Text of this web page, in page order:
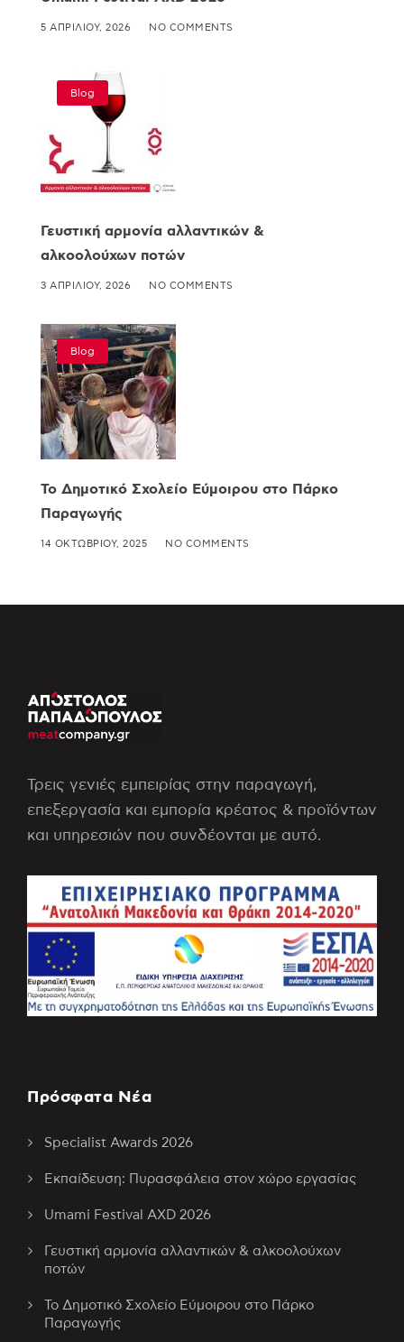
5 ΑΠΡΙΛΊΟΥ, 2026 NO COMMENTS
Blog
Γευστική αρμονία αλλαντικών &
αλκοολούχων ποτών
3 ΑΠΡΙΛΊΟΥ, 2026 NO COMMENTS
Blog
Το Δημοτικό Σχολείο Εύμοιρου στο Πάρκο
Παραγωγής
14 ΟΚΤΩΒΡΊΟΥ, 2025 NO COMMENTS
Τρεις γενιές εμπειρίας στην παραγωγή,
επεξεργασία και εμπορία κρέατος & προϊόντων
και υπηρεσιών που συνδέονται με αυτό.
Πρόσφατα Νέα
Specialist Awards 2026
Εκπαίδευση: Πυρασφάλεια στον χώρο εργασίας
Umami Festival AXD 2026
Γευστική αρμονία αλλαντικών & αλκοολούχων
ποτών
Το Δημοτικό Σχολείο Εύμοιρου στο Πάρκο
Παραγωγής